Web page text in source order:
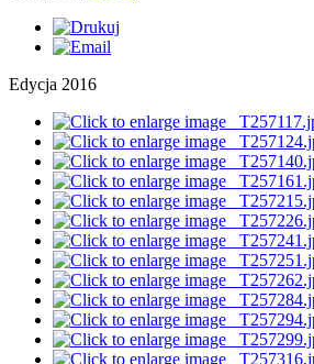
Edycja 2016